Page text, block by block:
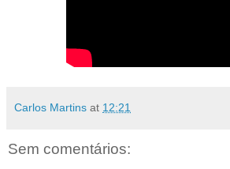
Carlos Martins at 12:21
Sem comentários: